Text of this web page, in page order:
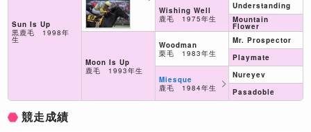
Sun Is Up
黒鹿毛 1998年
生
Moon Is Up
鹿毛 1993年生
Wishing Well
鹿毛 1975年生
Woodman
栗毛 1983年生
Miesque
鹿毛 1984年生
Understanding
Mountain
Flower
Mr. Prospector
Playmate
Nureyev
Pasadoble
競走成績